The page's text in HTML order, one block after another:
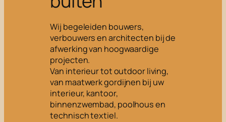
Wij begeleiden bouwers,
verbouwers en architecten bij de
afwerking van hoogwaardige
projecten.
Van interieur tot outdoor living,
van maatwerk gordijnen bij uw
interieur, kantoor,
binnenzwembad, poolhous en
technisch textiel.